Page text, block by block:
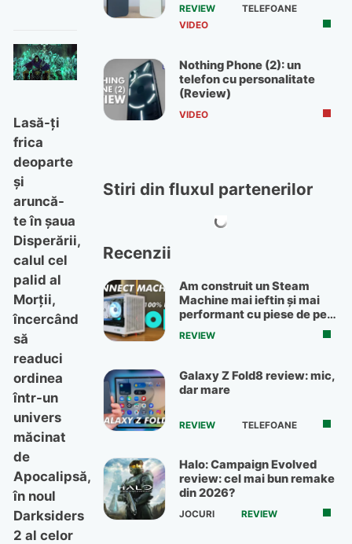
Lasă-ţi
frica
deoparte
şi
aruncă-
te în şaua
Disperării,
calul cel
palid al
Morţii,
încercând
să
readuci
ordinea
într-un
univers
măcinat
de
Apocalipsă,
în noul
Darksiders
2 al celor
REVIEW
TELEFOANE
VIDEO
Nothing Phone (2): un
telefon cu personalitate
(Review)
VIDEO
Stiri din fluxul partenerilor
Recenzii
Am construit un Steam
Machine mai ieftin și mai
performant cu piese de pe
OLX
REVIEW
Galaxy Z Fold8 review: mic,
dar mare
REVIEW TELEFOANE
Halo: Campaign Evolved
review: cel mai bun remake
din 2026?
JOCURI REVIEW